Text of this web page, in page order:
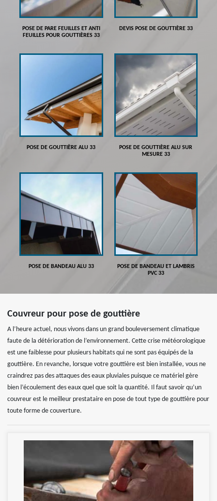
POSE DE PARE FEUILLES ET ANTI
FEUILLES POUR GOUTTIÈRES 33
DEVIS POSE DE GOUTTIÈRE 33
POSE DE GOUTTIÈRE ALU 33
POSE DE GOUTTIÈRE ALU SUR
MESURE 33
POSE DE BANDEAU ALU 33
POSE DE BANDEAU ET LAMBRIS
PVC 33
Couvreur pour pose de gouttière
A l’heure actuel, nous vivons dans un grand bouleversement climatique
faute de la détérioration de l’environnement. Cette crise météorologique
est une faiblesse pour plusieurs habitats qui ne sont pas équipés de la
gouttière. En revanche, lorsque votre gouttière est bien installée, vous ne
craindrez pas des attaques des eaux pluviales puisque ce matériel gère
bien l’écoulement des eaux quel que soit la quantité. Il faut savoir qu’un
couvreur est le meilleur prestataire en pose de tout type de gouttière pour
toute forme de couverture.